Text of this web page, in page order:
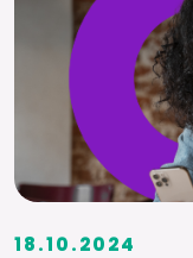
18.10.2024